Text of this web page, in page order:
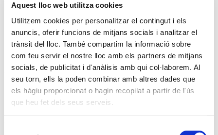
Aquest lloc web utilitza cookies
Utilitzem cookies per personalitzar el contingut i els
anuncis, oferir funcions de mitjans socials i analitzar el
trànsit del lloc. També compartim la informació sobre
com feu servir el nostre lloc amb els partners de mitjans
socials, de publicitat i d'anàlisis amb qui col·laborem. Al
seu torn, ells la poden combinar amb altres dades que
els hàgiu proporcionat o hagin recopilat a partir de l'ús
que heu fet dels seus serveis.
Torna
Comparteix
Pastís de pasta brisa amb xirimoia i coco
Aquest pastís lleuger, fresc i exquisit, ens portarà poc temps de
preparació i cocció. Pots fer aquesta recepta amb la pasta brisa
tradicional, o amb la pasta brisa sense mantega ni ou, o amb la que
tu facis normalment. També el farciment de xirimoia i coco pots